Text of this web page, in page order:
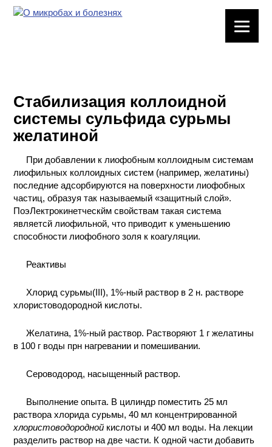
ВРЕДНЫЕ
ФАКТОРЫ
МЕТОДЫ
ПРАКТИЧЕСКОЙ
ХИМИИ
ХИМИЯ НА
ПРОИЗВОДСТВЕ
И ХИМИЧЕСКАЯ
Стабилизация коллоидной
системы сульфида сурьмы
желатиной
При добавлении к лиофобным коллоидным системам
лиофильных коллоидных систем (например, желатины)
последние адсорбируются на поверхности лиофобных
частиц, образуя так называемый «защитный слой».
ПоэЛектрокинетческйм свойствам такая система
являетсй лиофильной, что приводит к уменьшению
способности лиофобного золя к коагуляции.
Реактивы
Хлорид сурьмы(III), 1%-ный раствор в 2 н. растворе
хлористоводородной кислоты.
Желатина, 1%-ный раствор. Растворяют 1 г желатины
в 100 г воды прн нагревании и помешивании.
Сероводород, насыщенный раствор.
Выполнение опыта. В цилиндр поместить 25 мл
раствора хлорида сурьмы, 40 мл концентрированной
хлористоводородной кислоты и 400 мл воды. На лекции
разделить раствор на две части. К одной части добавить